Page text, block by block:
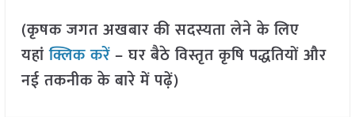
(कृषक जगत अखबार की सदस्यता लेने के लिए
यहांक्लिक करें– घर बैठे विस्तृत कृषि पद्धतियों और
नई तकनीक के बारे में पढ़ें)